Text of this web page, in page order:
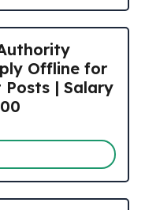
Offline for
| Salary